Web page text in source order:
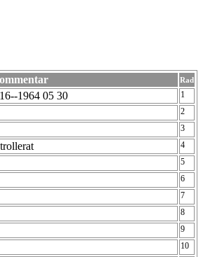
Rad
1964 05 30 1
2
3
4
5
6
7
8
9
10